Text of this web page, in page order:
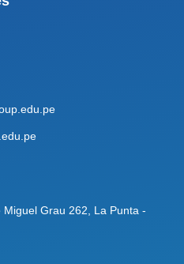
Miguel Grau 262, La Punta -